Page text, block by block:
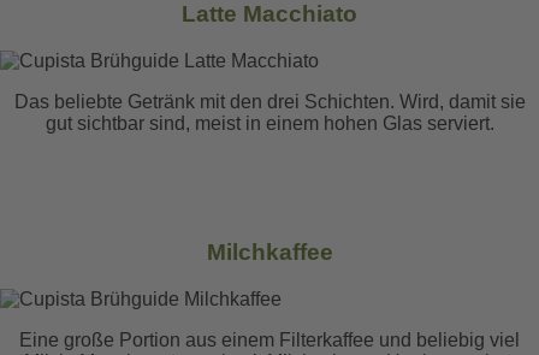
Latte Macchiato
Das beliebte Getränk mit den drei Schichten. Wird, damit sie
gut sichtbar sind, meist in einem hohen Glas serviert.
Milchkaffee
Eine große Portion aus einem Filterkaffee und beliebig viel